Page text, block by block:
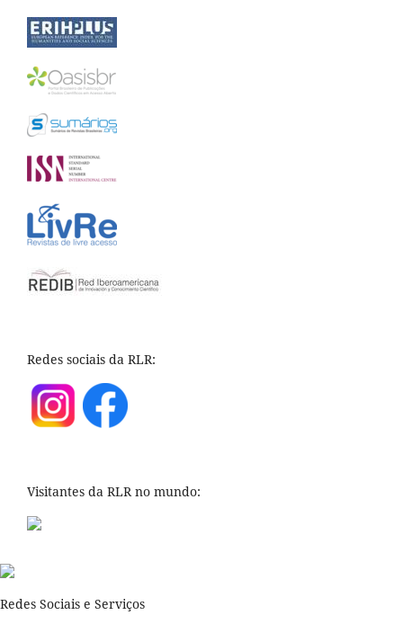
Redes sociais da RLR:
Visitantes da RLR no mundo:
Redes Sociais e Serviços